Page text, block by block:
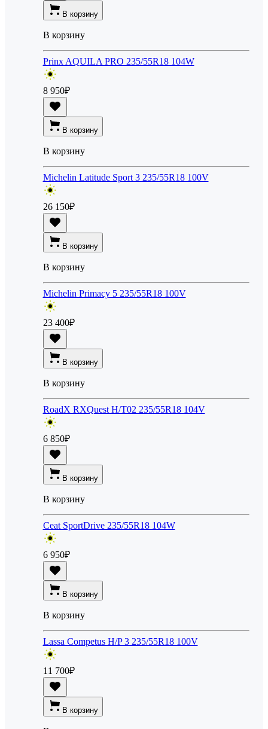
В корзину
В корзину
Prinx AQUILA PRO 235/55R18 104W
8 950₽
В корзину
В корзину
Michelin Latitude Sport 3 235/55R18 100V
26 150₽
В корзину
В корзину
Michelin Primacy 5 235/55R18 100V
23 400₽
В корзину
В корзину
RoadX RXQuest H/T02 235/55R18 104V
6 850₽
В корзину
В корзину
Ceat SportDrive 235/55R18 104W
6 950₽
В корзину
В корзину
Lassa Competus H/P 3 235/55R18 100V
11 700₽
В корзину